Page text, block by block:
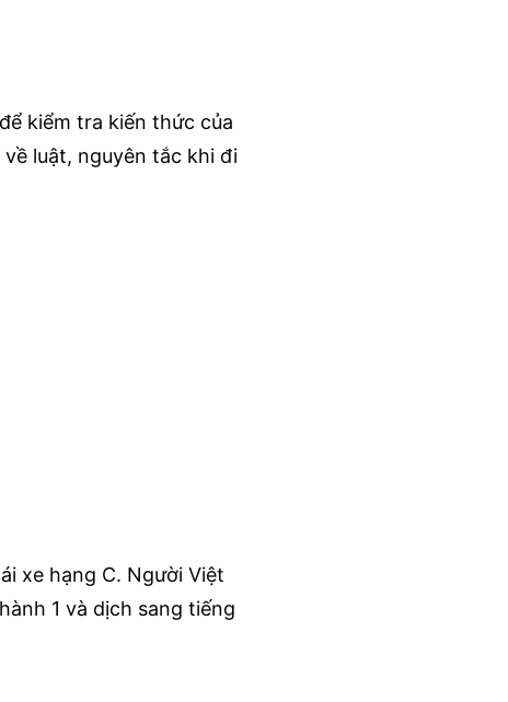
kiểm tra kiến thức của
luật, nguyên tắc khi đi
xe hạng C. Người Việt
1 và dịch sang tiếng